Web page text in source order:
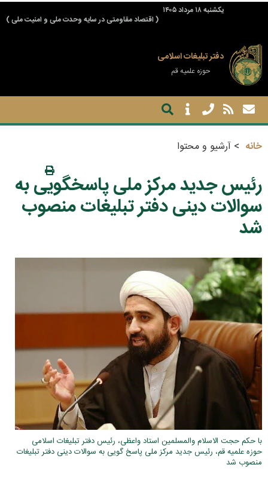
يكشنبه ۱۸ مرداد ۱۴۰۵
( اقتصاد مقاومتی در سایه وحدت ملی و امنیت ملی )
دفتر تبلیغات اسلامی
حوزه علمیه قم
خانه آرشیو و محتوا
رئیس جدید مرکز ملی پاسخگویی به
سوالات دینی دفتر تبلیغات منصوب
شد
با حکم حجت الاسلام والمسلمین استاد واعظی، رئیس دفتر تبلیغات اسلامی
حوزه علمیه قم، رئیس جدید مرکز ملی پاسخ گویی به سوالات دینی دفتر تبلیغات
منصوب شد